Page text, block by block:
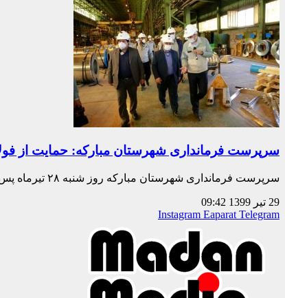
سرپرست فرمانداری شهرستان مبارکه: حمایت از
سرپرست فرمانداری شهرستان مبارکه روز شنبه ۲۸ تیرماه پس از بازدید از خطوط تولید شرکت
29 تیر 1399
09:42
Instagram Eaparat Telegram